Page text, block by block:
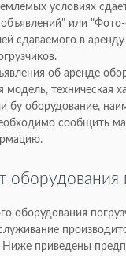
условиях
или
сдаваемого в
об аренде
модель, техническая
бу оборудование,
сообщить
оборудования
оборудования
Ниже приведены